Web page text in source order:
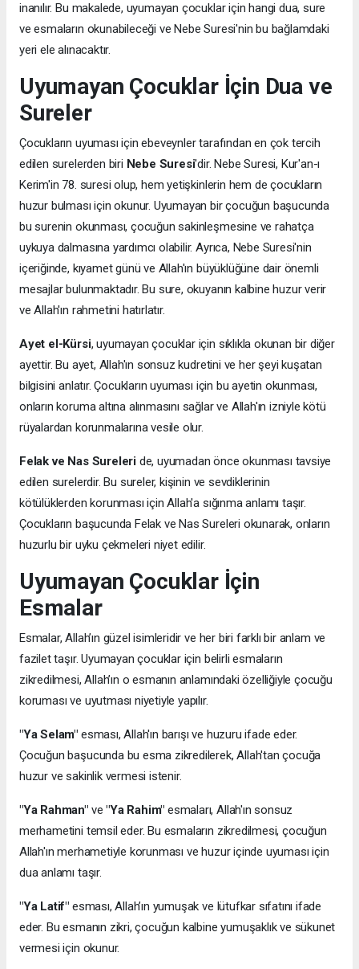
inanılır. Bu makalede, uyumayan çocuklar için hangi dua, sure
ve esmaların okunabileceği ve Nebe Suresi'nin bu bağlamdaki
yeri ele alınacaktır.
Uyumayan Çocuklar İçin Dua ve
Sureler
Çocukların uyuması için ebeveynler tarafından en çok tercih
edilen surelerden biri Nebe Suresi'dir. Nebe Suresi, Kur'an-ı
Kerim'in 78. suresi olup, hem yetişkinlerin hem de çocukların
huzur bulması için okunur. Uyumayan bir çocuğun başucunda
bu surenin okunması, çocuğun sakinleşmesine ve rahatça
uykuya dalmasına yardımcı olabilir. Ayrıca, Nebe Suresi'nin
içeriğinde, kıyamet günü ve Allah'ın büyüklüğüne dair önemli
mesajlar bulunmaktadır. Bu sure, okuyanın kalbine huzur verir
ve Allah'ın rahmetini hatırlatır.
Ayet el-Kürsi, uyumayan çocuklar için sıklıkla okunan bir diğer
ayettir. Bu ayet, Allah'ın sonsuz kudretini ve her şeyi kuşatan
bilgisini anlatır. Çocukların uyuması için bu ayetin okunması,
onların koruma altına alınmasını sağlar ve Allah'ın izniyle kötü
rüyalardan korunmalarına vesile olur.
Felak ve Nas Sureleride, uyumadan önce okunması tavsiye
edilen surelerdir. Bu sureler, kişinin ve sevdiklerinin
kötülüklerden korunması için Allah'a sığınma anlamı taşır.
Çocukların başucunda Felak ve Nas Sureleri okunarak, onların
huzurlu bir uyku çekmeleri niyet edilir.
Uyumayan Çocuklar İçin
Esmalar
Esmalar, Allah’ın güzel isimleridir ve her biri farklı bir anlam ve
fazilet taşır. Uyumayan çocuklar için belirli esmaların
zikredilmesi, Allah’ın o esmanın anlamındaki özelliğiyle çocuğu
koruması ve uyutması niyetiyle yapılır.
"Ya Selam" esması, Allah'ın barışı ve huzuru ifade eder.
Çocuğun başucunda bu esma zikredilerek, Allah'tan çocuğa
huzur ve sakinlik vermesi istenir.
"Ya Rahman"ve"Ya Rahim" esmaları, Allah'ın sonsuz
merhametini temsil eder. Bu esmaların zikredilmesi, çocuğun
Allah'ın merhametiyle korunması ve huzur içinde uyuması için
dua anlamı taşır.
"Ya Latif" esması, Allah’ın yumuşak ve lütufkar sıfatını ifade
eder. Bu esmanın zikri, çocuğun kalbine yumuşaklık ve sükunet
vermesi için okunur.